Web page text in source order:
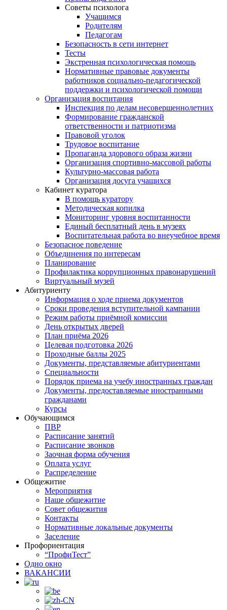
Советы психолога
Учащимся
Родителям
Педагогам
Безопасность в сети интернет
Тесты
Экстренная психологическая помощь
Нормативные правовые документы
работников социально-педагогической
поддержки и психологической помощи
Организация воспитания
Инспекция по делам несовершеннолетних
Формирование гражданской
ответственности и патриотизма
Правовой уголок
Трудовое воспитание
Пропаганда здорового образа жизни
Организация спортивно-массовой работы
Культурно-массовая работа
Организация досуга учащихся
Кабинет куратора
В помощь куратору
Методическая копилка
Мониторинг уровня воспитанности
Единый бесплатный день в музеях
Воспитательная работа во внеучебное время
Безопасное поведение
Объединения по интересам
Планирование
Профилактика коррупционных правонарушений
Виртуальный музей
Абитуриенту
Информация о ходе приема документов
Сроки проведения вступительной кампании
Режим работы приёмной комиссии
День открытых дверей
План приёма 2026
Целевая подготовка 2026
Проходные баллы 2025
Документы, представляемые абитуриентами
Специальности
Порядок приема на учебу иностранных граждан
Документы, предоставляемые иностранными
гражданами
Курсы
Обучающимся
ПВР
Расписание занятий
Расписание звонков
Заочная форма обучения
Оплата услуг
Распределение
Общежитие
Мероприятия
Наше общежитие
Совет общежития
Контакты
Нормативные локальные документы
Заселение
Профориентация
“ПрофиТест”
Одно окно
ВАКАНСИИ